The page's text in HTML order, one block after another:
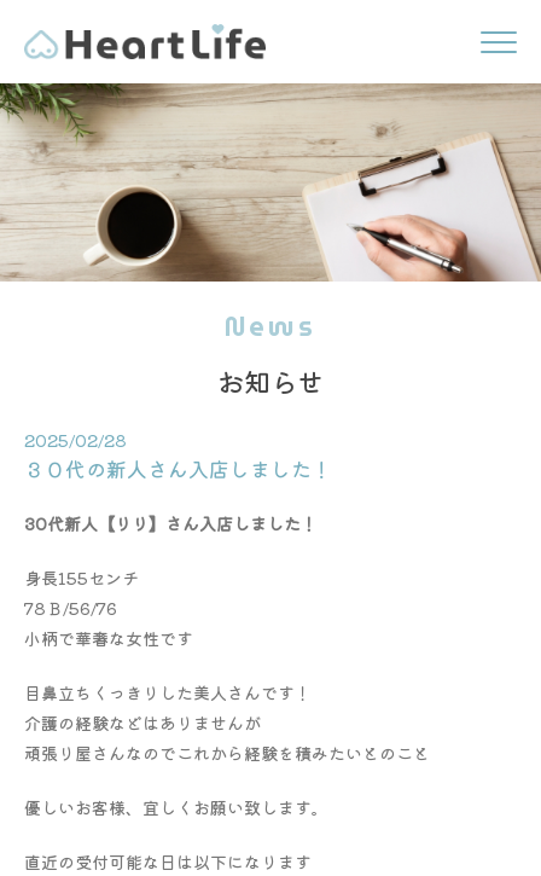
News
お知らせ
2025/02/28
３０代の新人さん入店しました！
30代新人【りり】さん入店しました！
身長155センチ
78Ｂ/56/76
小柄で華奢な女性です
目鼻立ちくっきりした美人さんです！
介護の経験などはありませんが
頑張り屋さんなのでこれから経験を積みたいとのこと
優しいお客様、宜しくお願い致します。
直近の受付可能な日は以下になります